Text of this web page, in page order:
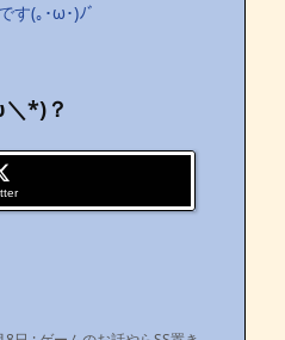
す(｡･ω･)ﾉﾞ
*)？